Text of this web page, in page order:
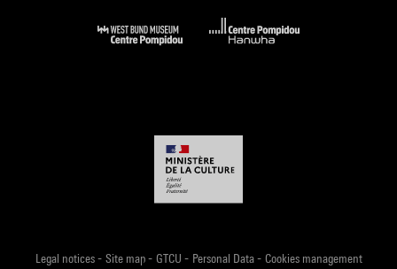
Legal notices- Site map- GTCU - Personal Data- Cookies management